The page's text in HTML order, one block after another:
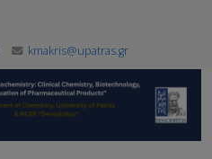
kmakris@upatras.gr